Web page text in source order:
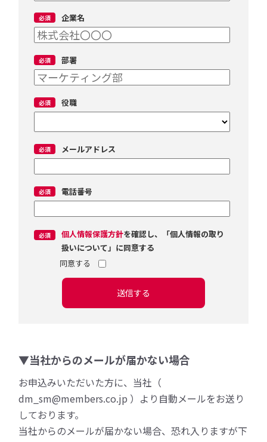
企業名
部署
役職
メールアドレス
電話番号
個人情報保護方針を確認し、「個人情報の取り
扱いについて」に同意する
送信する
▼当社からのメールが届かない場合
お申込みいただいた方に、当社（
dm_sm@members.co.jp ）より自動メールをお送り
しております。
当社からのメールが届かない場合、恐れ入りますが下